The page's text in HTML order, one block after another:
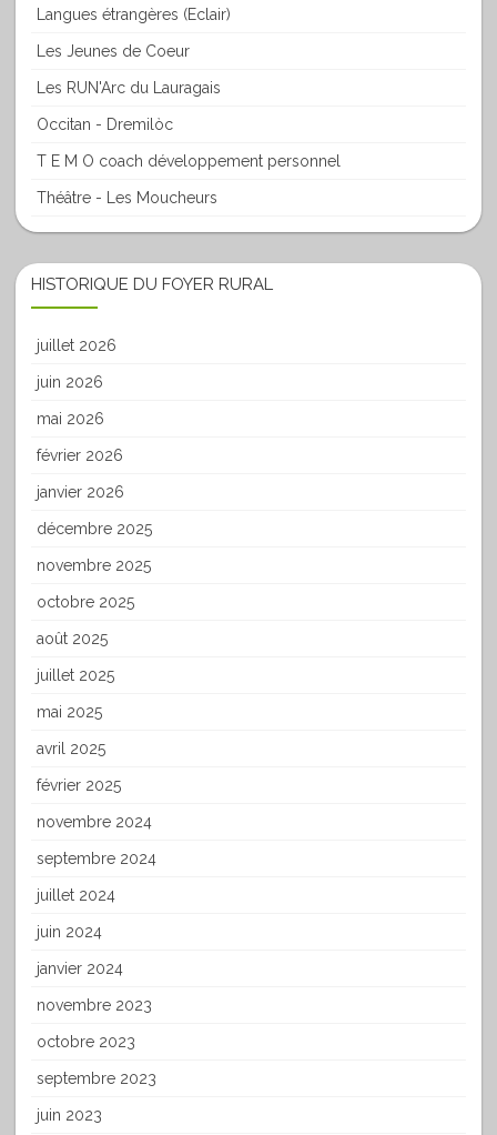
Langues étrangères (Eclair)
Les Jeunes de Coeur
Les RUN'Arc du Lauragais
Occitan - Dremilòc
T E M O coach développement personnel
Théâtre - Les Moucheurs
HISTORIQUE DU FOYER RURAL
juillet 2026
juin 2026
mai 2026
février 2026
janvier 2026
décembre 2025
novembre 2025
octobre 2025
août 2025
juillet 2025
mai 2025
avril 2025
février 2025
novembre 2024
septembre 2024
juillet 2024
juin 2024
janvier 2024
novembre 2023
octobre 2023
septembre 2023
juin 2023